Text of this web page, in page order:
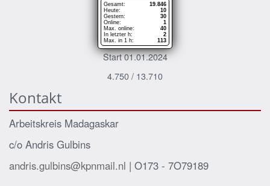
Gesamt:
19.846
Heute:
10
Gestern:
30
Online:
1
Max. online:
40
In letzter h:
2
Max. in 1 h:
113
Start 01.01.2024
4.750 / 13.710
Kontakt
Arbeitskreis Madagaskar
c/o Andris Gulbins
andris.gulbins@kpnmail.nl | O173 - 7O79189